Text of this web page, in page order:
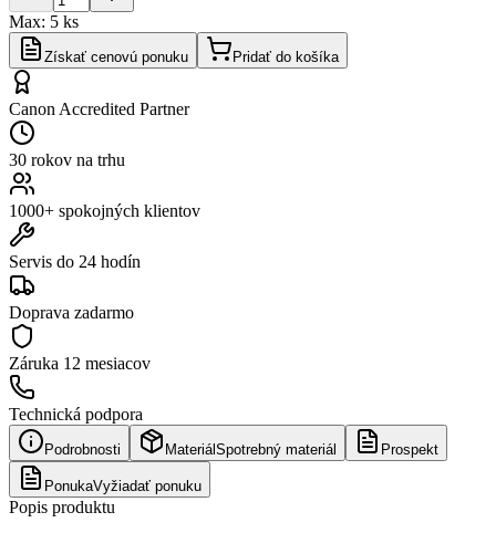
Max: 5 ks
Získať cenovú ponuku Pridať do košíka
Canon Accredited Partner
30 rokov na trhu
1000+ spokojných klientov
Servis do 24 hodín
Doprava zadarmo
Záruka 12 mesiacov
Technická podpora
Podrobnosti Materiál Spotrebný materiál Prospekt
PonukaVyžiadať ponuku
Popis produktu